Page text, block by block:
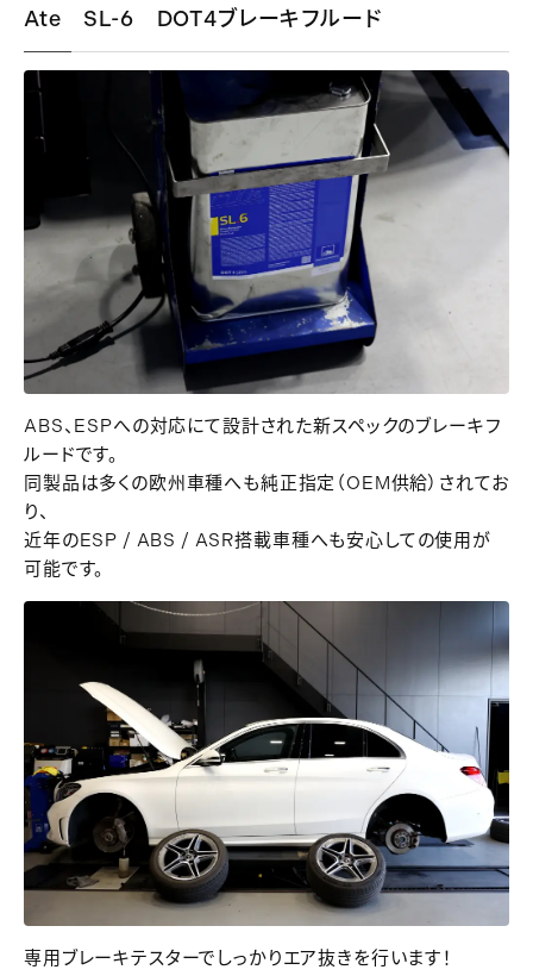
Ate SL-6 DOT4ブレーキフルード
ABS、 ESPへの対応にて設計された新スペックのブレーキフ
ルードです。
同製品は多くの欧州車種へも純正指定（OEM供給）されてお
り、
近年のESP / ABS / ASR搭載車種へも安心しての使用が
可能です。
専用ブレーキテスターでしっかりエア抜きを行います！